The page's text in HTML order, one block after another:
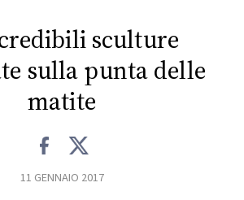
sculture
sulla punta delle
matite
11 GENNAIO 2017